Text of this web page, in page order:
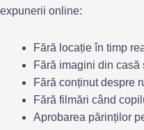
expunerii online:
Fără locație în timp
Fără imagini din
Fără conținut despre
Fără filmări când
Aprobarea părinților